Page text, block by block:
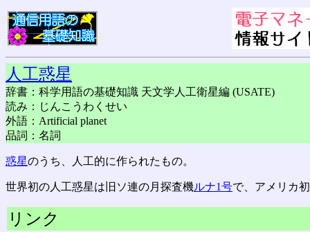
人工惑星
辞書：科学用語の基礎知識 天文学人工衛星編 (USATE)
読み：じんこうわくせい
外語：Artificial planet
品詞：名詞
惑星のうち、人工的に作られたもの。
世界初の人工惑星は旧ソ連の月探査機ルナ1号で、アメリカ
リンク